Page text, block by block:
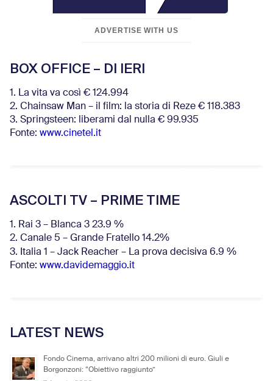
ADVERTISE WITH US
BOX OFFICE – DI IERI
1. La vita va così € 124.994
2. Chainsaw Man – il film: la storia di Reze € 118.383
3. Springsteen: liberami dal nulla € 99.935
Fonte: www.cinetel.it
ASCOLTI TV – PRIME TIME
1. Rai 3 – Blanca 3 23.9 %
2. Canale 5 – Grande Fratello 14.2%
3. Italia 1 – Jack Reacher – La prova decisiva 6.9 %
Fonte: www.davidemaggio.it
LATEST NEWS
Fondo Cinema, arrivano altri 200 milioni di euro. Giuli e
Borgonzoni: “Obiettivo raggiunto”